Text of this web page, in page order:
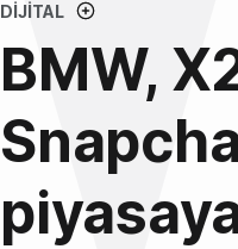
DIJITAL
BMW,